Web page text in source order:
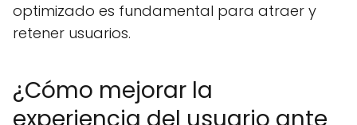
optimizado es fundamental para atraer y
retener usuarios.
¿Cómo mejorar la